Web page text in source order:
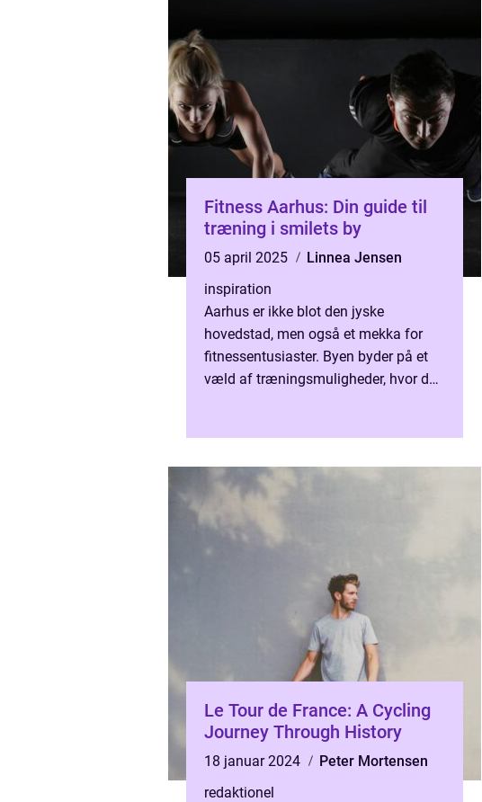
Fitness Aarhus: Din guide til
træning i smilets by
05 april 2025
Linnea Jensen
inspiration
Aarhus er ikke blot den jyske
hovedstad, men også et mekka for
fitnessentusiaster. Byen byder på et
væld af træningsmuligheder, hvor du
Le Tour de France: A Cycling
Journey Through History
18 januar 2024
Peter Mortensen
redaktionel